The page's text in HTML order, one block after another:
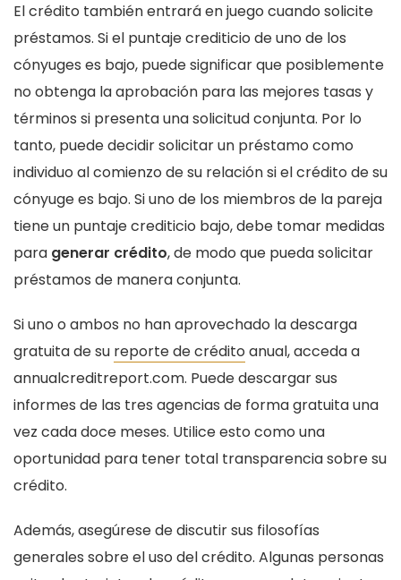
El crédito también entrará en juego cuando solicite
préstamos. Si el puntaje crediticio de uno de los
cónyuges es bajo, puede significar que posiblemente
no obtenga la aprobación para las mejores tasas y
términos si presenta una solicitud conjunta. Por lo
tanto, puede decidir solicitar un préstamo como
individuo al comienzo de su relación si el crédito de su
cónyuge es bajo. Si uno de los miembros de la pareja
tiene un puntaje crediticio bajo, debe tomar medidas
para generar crédito, de modo que pueda solicitar
préstamos de manera conjunta.
Si uno o ambos no han aprovechado la descarga
gratuita de su reporte de crédito anual, acceda a
annualcreditreport.com. Puede descargar sus
informes de las tres agencias de forma gratuita una
vez cada doce meses. Utilice esto como una
oportunidad para tener total transparencia sobre su
crédito.
Además, asegúrese de discutir sus filosofías
generales sobre el uso del crédito. Algunas personas